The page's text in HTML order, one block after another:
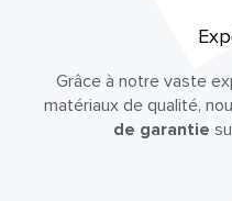
Grâce à notre vaste
matériaux de qualité,
de garantie